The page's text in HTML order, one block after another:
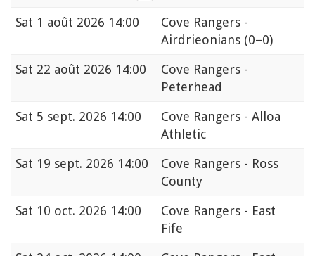
Sat 1 août 2026 14:00
Cove Rangers -
Airdrieonians (0–0)
Sat 22 août 2026 14:00
Cove Rangers -
Peterhead
Sat 5 sept. 2026 14:00
Cove Rangers - Alloa
Athletic
Sat 19 sept. 2026 14:00
Cove Rangers - Ross
County
Sat 10 oct. 2026 14:00
Cove Rangers - East
Fife